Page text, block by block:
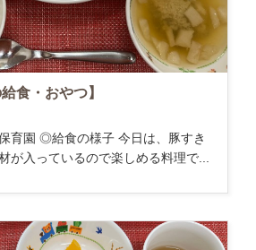
食・おやつ】
育園 ◎給食の様子 今日は、豚すき
が入っているので楽しめる料理で...